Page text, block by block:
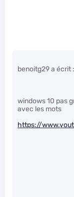
benoitg29 a écrit :
windows 10 pas
avec les mots
https://